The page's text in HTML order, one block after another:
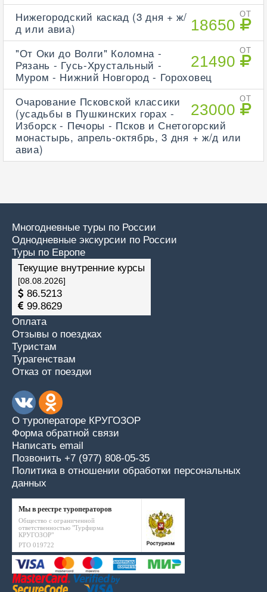
ОТ
18650
Нижегородский каскад (3 дня + ж/
д или авиа)
ОТ
21490
"От Оки до Волги" Коломна -
Рязань - Гусь-Хрустальный -
Муром - Нижний Новгород - Гороховец
ОТ
23000
Очарование Псковской классики
(усадьбы в Пушкинских горах -
Изборск - Печоры - Псков и Снетогорский
монастырь, апрель-октябрь, 3 дня + ж/д или
авиа)
Многодневные туры по России
Однодневные экскурсии по России
Туры по Европе
Текущие внутренние курсы
[08.08.2026]
86.5213
99.8629
Оплата
Отзывы о поездках
Туристам
Турагенствам
Отказ от поездки
О туроператоре КРУГОЗОР
Форма обратной связи
Написать email
Позвонить +7 (977) 808-05-35
Политика в отношении обработки персональных
данных
Мы в реестре туроператоров
Общество с ограниченной
ответственностью "Турфирма
КРУГОЗОР"
РТО 019722